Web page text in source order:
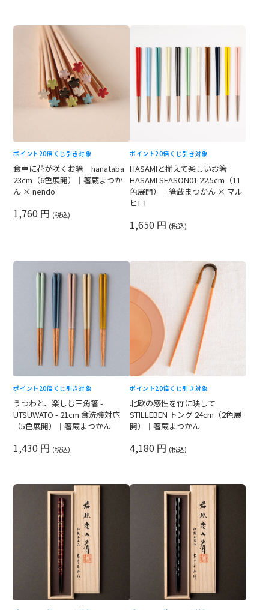
ポイント20倍 くじ引き対象
食卓に花が咲くお箸 hanataba
23cm（6色展開）｜箸蔵まつか
ん × nendo
1,760 円 (税込)
ポイント20倍 くじ引き対象
HASAMIと揃えて楽しいお箸
HASAMI SEASON01 22.5cm（11
色展開）｜箸蔵まつかん × マル
ヒロ
1,650 円 (税込)
ポイント20倍 くじ引き対象
うつわと、楽しむ三角箸 -
UTSUWATO - 21cm 食洗機対応
（5色展開）｜箸蔵まつかん
1,430 円 (税込)
ポイント20倍 くじ引き対象
北欧の感性を竹に映して
STILLEBEN トング 24cm（2色展
開）｜箸蔵まつかん
4,180 円 (税込)